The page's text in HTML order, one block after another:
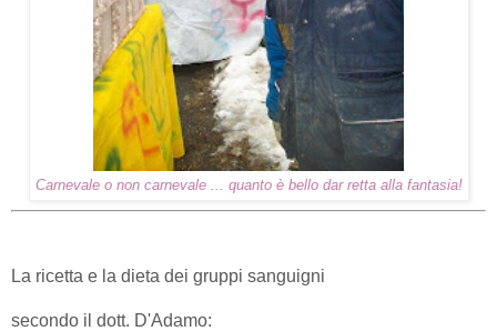
Carnevale o non carnevale ... quanto è bello dar retta alla fantasia!
La ricetta e la dieta dei gruppi sanguigni
secondo il dott. D'Adamo: